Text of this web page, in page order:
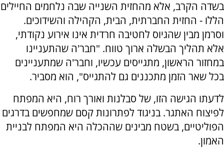
בשדה הקרב, אלא מהחזית השנייה שבה נלחמים החיילים
הללו - החזית החברתית, הבית, הקהילה והשידוכים.
וסרמן מבין שהגיוס לחטיבה חרדית אינו אירוע נקודתי,
אלא תהליך הבשלה ארוך טווח. "חבר'ה שהתעניינו
במחזור הראשון, מתגייסים עכשיו, וחבר'ה שמתעניינים
בכל שאר הזמן מתכננים גם להתגייס", הוא מסביר.
לדעתו הגישה הזו, של סבלנות ואורך רוח, היא המפתח
לפיצוח האתגר. בניגוד לפתרונות קסם שמחפשים בדרגים
הפוליטיים, בשטח מבינים שההכלה היא המפתח לבניית
האמון.